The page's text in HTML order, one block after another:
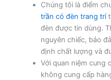
Chúng tôi là điểm
trần có đèn trang trí
đèn được tin dùng.
nguyên chiếc, bảo
định chất lượng và
Với quan niệm cung
không cung cấp